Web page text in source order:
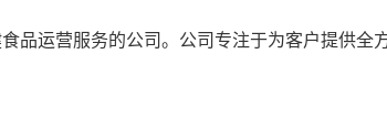
运营服务的公司。公司专注于为客户提供全